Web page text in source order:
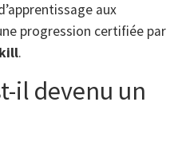
aux
progression certifiée par
.
il devenu un